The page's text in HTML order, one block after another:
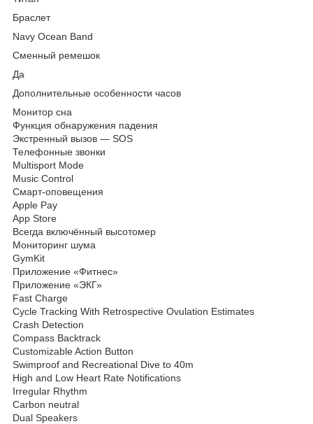
Браслет
Navy Ocean Band
Сменный ремешок
Да
Дополнительные особенности часов
Монитор сна
Функция обнаружения падения
Экстренный вызов — SOS
Телефонные звонки
Multisport Mode
Music Control
Смарт-оповещения
Apple Pay
App Store
Всегда включённый высотомер
Мониторинг шума
GymKit
Приложение «Фитнес»
Приложение «ЭКГ»
Fast Charge
Cycle Tracking With Retrospective Ovulation Estimates
Crash Detection
Compass Backtrack
Customizable Action Button
Swimproof and Recreational Dive to 40m
High and Low Heart Rate Notifications
Irregular Rhythm
Carbon neutral
Dual Speakers